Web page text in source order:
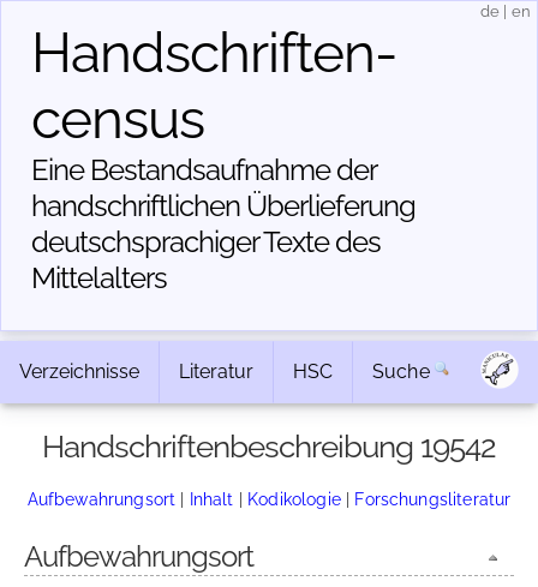
Handschriften­
census
Eine Bestandsaufnahme der
handschriftlichen Über­lieferung
deutschsprachiger Texte des
Mittelalters
de en
Verzeichnisse Literatur HSC Suche
Handschriftenbeschreibung 19542
Aufbewahrungsort | Inhalt | Kodikologie| Forschungsliteratur
Aufbewahrungsort